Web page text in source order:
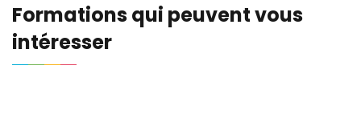
Formations qui peuvent vous
intéresser